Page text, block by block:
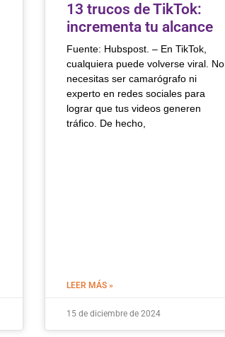
13 trucos de TikTok:
incrementa tu alcance
Fuente: Hubspost. – En TikTok,
cualquiera puede volverse viral. No
necesitas ser camarógrafo ni
experto en redes sociales para
lograr que tus videos generen
tráfico. De hecho,
LEER MÁS »
15 de diciembre de 2024